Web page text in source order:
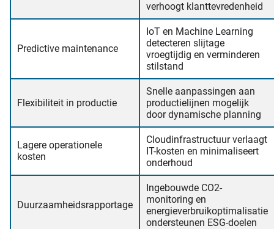
verhoogt klanttevredenheid
Predictive maintenance
IoT en Machine Learning
detecteren slijtage
vroegtijdig en verminderen
stilstand
Flexibiliteit in productie
Snelle aanpassingen aan
productielijnen mogelijk
door dynamische planning
Lagere operationele
kosten
Cloudinfrastructuur verlaagt
IT-kosten en minimaliseert
onderhoud
Duurzaamheidsrapportage
Ingebouwde CO2-
monitoring en
energieverbruikoptimalisatie
ondersteunen ESG-doelen